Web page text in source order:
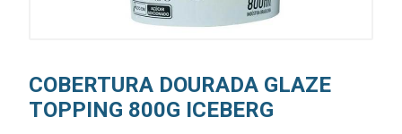
COBERTURA DOURADA GLAZE
TOPPING 800G ICEBERG